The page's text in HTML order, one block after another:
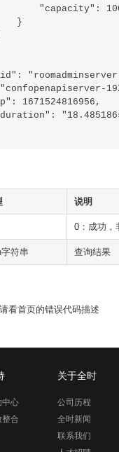
"capacity":
}
1671524816956,
说明
0：成功，
符串 查询结果
看首页的错误代码描述
中心
整合
关于全时
公司历程
全时新闻
联系我们